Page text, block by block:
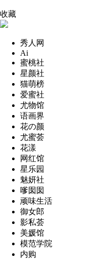
收藏
秀人网
Ai
蜜桃社
星颜社
猫萌榜
爱蜜社
尤物馆
语画界
花の颜
尤蜜荟
花漾
网红馆
星乐园
魅妍社
嗲囡囡
顽味生活
御女郎
影私荟
美媛馆
模范学院
内购